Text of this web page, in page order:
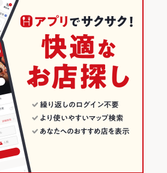
りません
焼酎充実、日本酒充実
ち帰りも可能！すべての料理に高性能浄水器シ
水を使っています。
ランキング
ランキング